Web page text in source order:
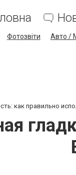
Фотозвіти Авто /
как правильно